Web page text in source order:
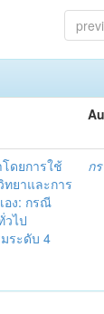
ดยการใช้
ยาและการ
ง: กรณี
วไป
ระดับ 4
ก